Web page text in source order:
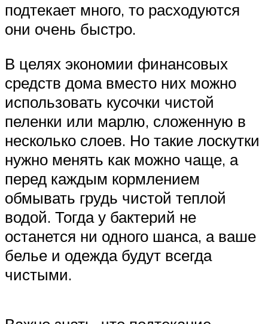
подтекает много, то расходуются
они очень быстро.
В целях экономии финансовых
средств дома вместо них можно
использовать кусочки чистой
пеленки или марлю, сложенную в
несколько слоев. Но такие лоскутки
нужно менять как можно чаще, а
перед каждым кормлением
обмывать грудь чистой теплой
водой. Тогда у бактерий не
останется ни одного шанса, а ваше
белье и одежда будут всегда
чистыми.